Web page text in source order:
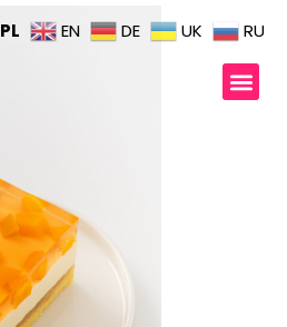
PL EN DE UK RU